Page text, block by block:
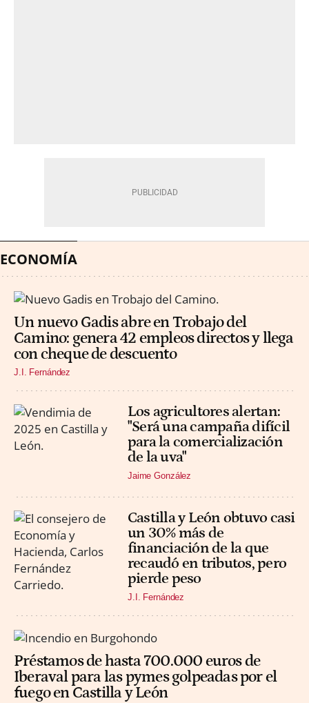
ECONOMÍA
Un nuevo Gadis abre en Trobajo del
Camino: genera 42 empleos directos y llega
con cheque de descuento
J.I. Fernández
Los agricultores alertan:
"Será una campaña difícil
para la comercialización
de la uva"
Jaime González
Castilla y León obtuvo casi
un 30% más de
financiación de la que
recaudó en tributos, pero
pierde peso
J.I. Fernández
Préstamos de hasta 700.000 euros de
Iberaval para las pymes golpeadas por el
fuego en Castilla y León